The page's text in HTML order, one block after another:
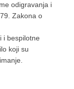
odigravanja i
Zakona o
i bespilotne
koji su